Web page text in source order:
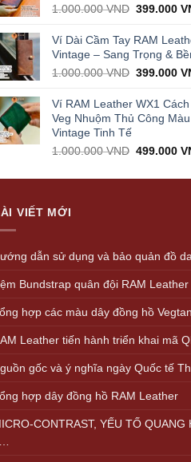
1.000.000VND Original
was:
1.000.000
399.000
Ví Dài Cầm Tay RAM
Vintage – Sang Trọng &
1.000.000VND Original
was:
1.000.000
399.000
Ví RAM Leather WX1
Veg Nhuộm Thủ Công
Vintage Tinh Tế
1.000.000VND Original
was:
499.000
VIẾT MỚI
dẫn sử dụng và bảo quản đồ
Bundstrap quân đội RAM
hợp các màu dây đồng hồ
Leather tiến hành triển khai mã
gốc và ý nghĩa ngày Quốc tế
hợp dây đồng hồ RAM Leather
CONTRAST, YẾU TỐ